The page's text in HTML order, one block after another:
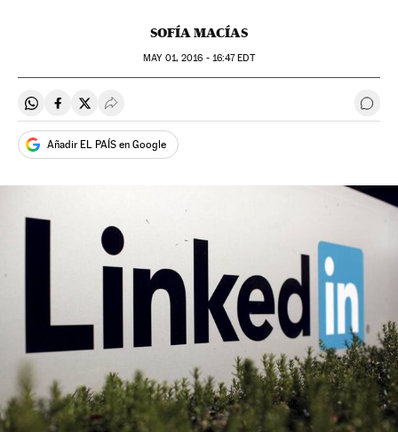
SOFÍA MACÍAS
MAY01, 2016 - 16:47EDT
Compartir en Whatsapp
Compartir en Facebook
Compartir en Twitter
Desplegar Redes Sociales
Añadir EL PAÍS en Google